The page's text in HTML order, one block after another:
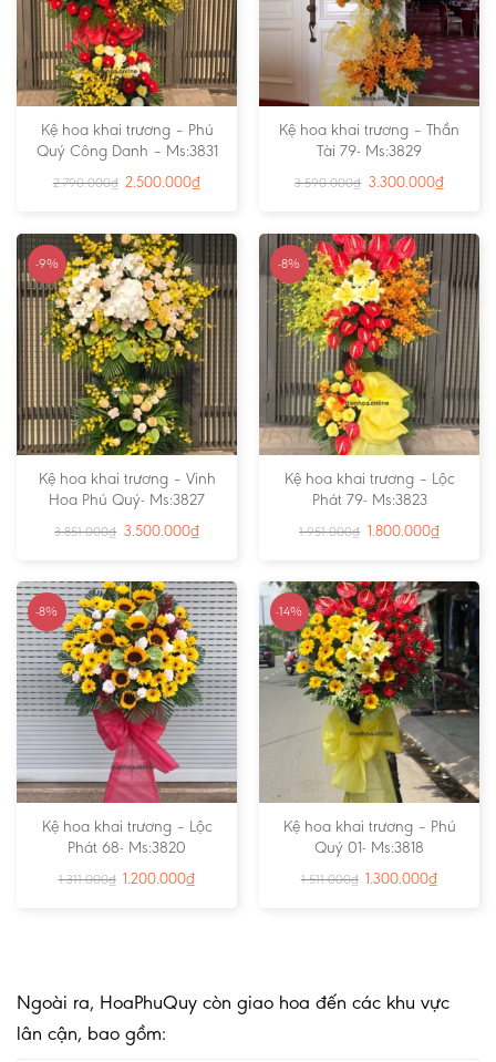
Kệ hoa khai trương – Phú
Quý Công Danh – Ms:3831
2.790.000₫ 2.500.000₫
Kệ hoa khai trương – Thần
Tài 79- Ms:3829
3.590.000₫ 3.300.000₫
-9%
Kệ hoa khai trương – Vinh
Hoa Phú Quý- Ms:3827
3.851.000₫ 3.500.000₫
-8%
Kệ hoa khai trương – Lộc
Phát 79- Ms:3823
1.951.000₫ 1.800.000₫
-8%
Kệ hoa khai trương – Lộc
Phát 68- Ms:3820
1.311.000₫ 1.200.000₫
-14%
Kệ hoa khai trương – Phú
Quý 01- Ms:3818
1.511.000₫ 1.300.000₫
Ngoài ra, HoaPhuQuy còn giao hoa đến các khu vực
lân cận, bao gồm: